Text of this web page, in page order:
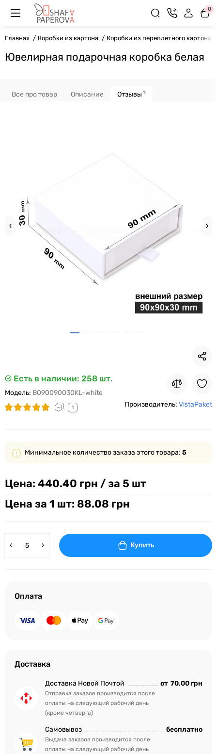
0
Главная Коробки из картона Коробки из переплетного картона
Ювелирная подарочная коробка белая
Все про товар Описание Отзывы 1
Есть в наличии: 258 шт.
Модель: B090090030KL-white
1 Производитель: VistaPaket
Минимальное количество заказа этого товара: 5
Цена: 440.40 грн / за 5 шт
Цена за 1 шт: 88.08 грн
Купить
Оплата
Доставка
Доставка Новой Почтой
Отправка заказов производится после
оплаты на следующий рабочий день
(кроме четверга)
от 70.00 грн
Самовывоз
Выдача заказов производится после
оплаты на следующий рабочий день
бесплатно